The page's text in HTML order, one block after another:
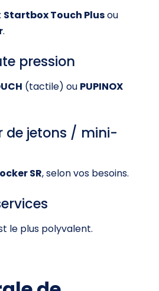
Startbox Touch Plusou
.
pression
(tactile) ou PUPINOX
de jetons / mini-
SR, selon vos besoins.
le plus polyvalent.